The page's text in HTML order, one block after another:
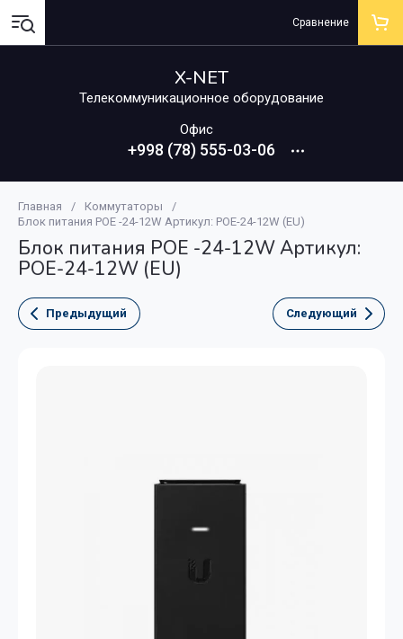
X-NET
Телекоммуникационное оборудование
Офис
+998 (78) 555-03-06
Сравнение
Главная / Коммутаторы
/
Блок питания POE -24-12W Артикул: POE-24-12W (EU)
Блок питания POE -24-12W Артикул:
POE-24-12W (EU)
Предыдущий Следующий